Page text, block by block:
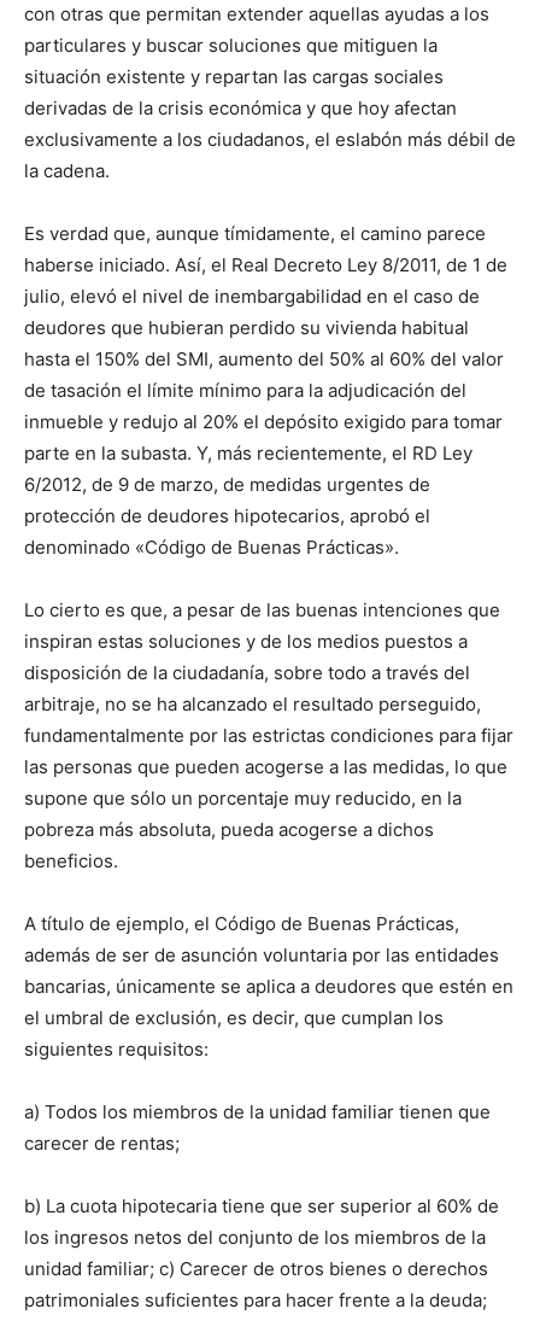
con otras que permitan extender aquellas ayudas a los
particulares y buscar soluciones que mitiguen la
situación existente y repartan las cargas sociales
derivadas de la crisis económica y que hoy afectan
exclusivamente a los ciudadanos, el eslabón más débil de
la cadena.
Es verdad que, aunque tímidamente, el camino parece
haberse iniciado. Así, el Real Decreto Ley 8/2011, de 1 de
julio, elevó el nivel de inembargabilidad en el caso de
deudores que hubieran perdido su vivienda habitual
hasta el 150% del SMI, aumento del 50% al 60% del valor
de tasación el límite mínimo para la adjudicación del
inmueble y redujo al 20% el depósito exigido para tomar
parte en la subasta. Y, más recientemente, el RD Ley
6/2012, de 9 de marzo, de medidas urgentes de
protección de deudores hipotecarios, aprobó el
denominado «Código de Buenas Prácticas».
Lo cierto es que, a pesar de las buenas intenciones que
inspiran estas soluciones y de los medios puestos a
disposición de la ciudadanía, sobre todo a través del
arbitraje, no se ha alcanzado el resultado perseguido,
fundamentalmente por las estrictas condiciones para fijar
las personas que pueden acogerse a las medidas, lo que
supone que sólo un porcentaje muy reducido, en la
pobreza más absoluta, pueda acogerse a dichos
beneficios.
A título de ejemplo, el Código de Buenas Prácticas,
además de ser de asunción voluntaria por las entidades
bancarias, únicamente se aplica a deudores que estén en
el umbral de exclusión, es decir, que cumplan los
siguientes requisitos:
a) Todos los miembros de la unidad familiar tienen que
carecer de rentas;
b) La cuota hipotecaria tiene que ser superior al 60% de
los ingresos netos del conjunto de los miembros de la
unidad familiar; c) Carecer de otros bienes o derechos
patrimoniales suficientes para hacer frente a la deuda;